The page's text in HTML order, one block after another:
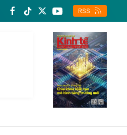
Trang thông tin kinh tế
RSS